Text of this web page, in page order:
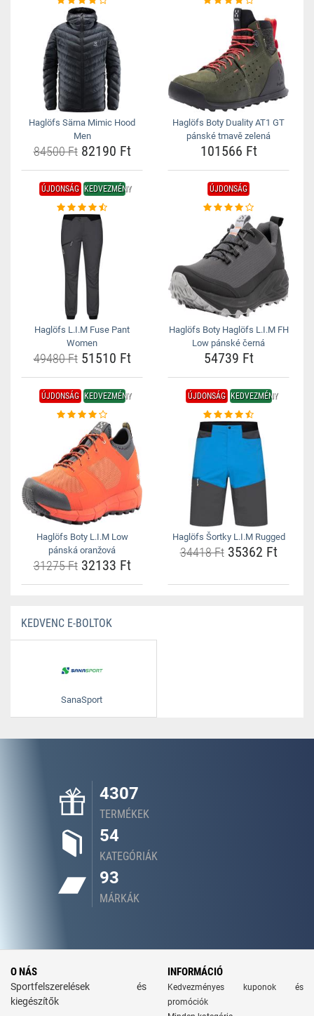
Haglöfs Särna Mimic Hood
Men
84500 Ft82190 Ft
Haglöfs Boty Duality AT1 GT
pánské tmavě zelená
101566 Ft
ÚJDONSÁG KEDVEZMÉNY
Haglöfs L.I.M Fuse Pant
Women
49480 Ft51510 Ft
ÚJDONSÁG
Haglöfs Boty Haglöfs L.I.M FH
Low pánské černá
54739 Ft
ÚJDONSÁG KEDVEZMÉNY
Haglöfs Boty L.I.M Low
pánská oranžová
31275 Ft32133 Ft
ÚJDONSÁG KEDVEZMÉNY
Haglöfs Šortky L.I.M Rugged
34418 Ft35362 Ft
KEDVENC E-BOLTOK
SanaSport
4307
TERMÉKEK
54
KATEGÓRIÁK
93
MÁRKÁK
O NÁS
Sportfelszerelések és
kiegészítők
INFORMÁCIÓ
Kedvezményes kuponok és
promóciók